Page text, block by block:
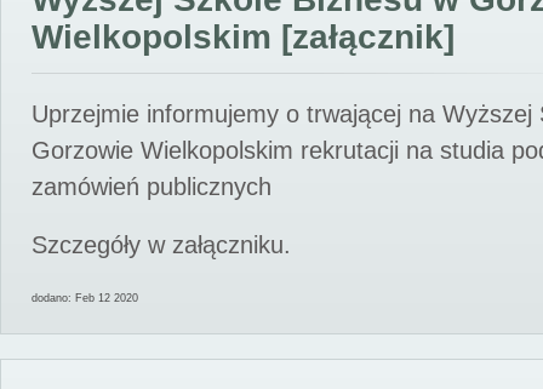
Wielkopolskim [załącznik]
Uprzejmie informujemy o trwającej na Wyższej
Gorzowie Wielkopolskim rekrutacji na studia
zamówień publicznych
Szczegóły w załączniku.
dodano: Feb 12 2020